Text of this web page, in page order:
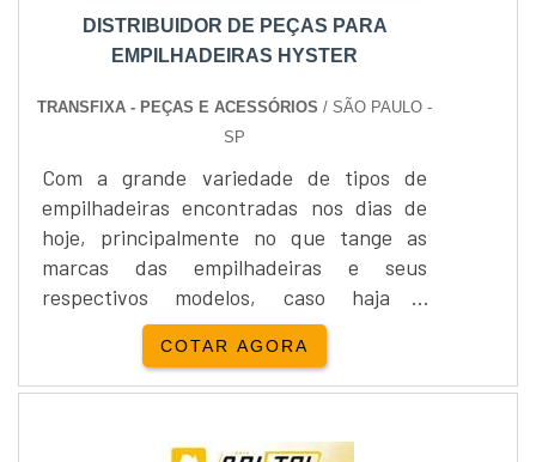
DISTRIBUIDOR DE PEÇAS PARA
EMPILHADEIRAS HYSTER
TRANSFIXA - PEÇAS E ACESSÓRIOS / SÃO PAULO -
SP
Com a grande variedade de tipos de
empilhadeiras encontradas nos dias de
hoje, principalmente no que tange as
marcas das empilhadeiras e seus
respectivos modelos, caso haja a
necessidade de trocar as peças das
empilhadeiras, é fundamental encontrar
um bom distribuidor de peças para
distribuidoras de peças para
COTAR AGORA